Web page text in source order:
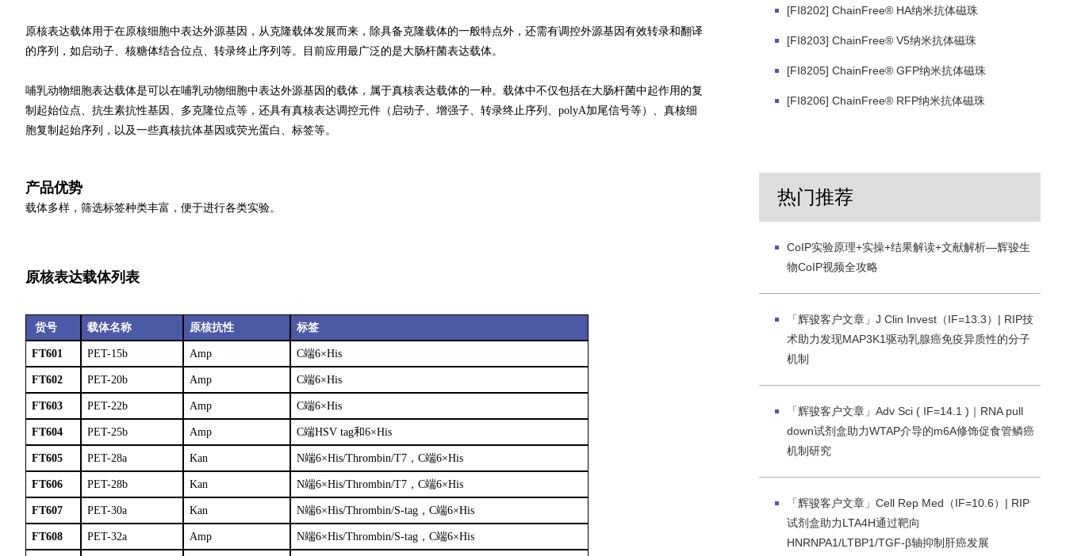
原核表达载体用于在原核细胞中表达外源基因，从克隆载体发展而来，除具备克隆载体的一般特点外，还需有调控外源基因有效转录和翻译
的序列，如启动子、核糖体结合位点、转录终止序列等。目前应用最广泛的是大肠杆菌表达载体。
哺乳动物细胞表达载体是可以在哺乳动物细胞中表达外源基因的载体，属于真核表达载体的一种。载体中不仅包括在大肠杆菌中起作用的复
制起始位点、抗生素抗性基因、多克隆位点等，还具有真核表达调控元件（启动子、增强子、转录终止序列、polyA加尾信号等）、真核细
胞复制起始序列，以及一些真核抗体基因或荧光蛋白、标签等。
产品优势
载体多样，筛选标签种类丰富，便于进行各类实验。
原核表达载体列表
货号 载体名称 原核抗性 标签
FT601 PET-15b Amp C端6×His
FT602 PET-20b Amp C端6×His
FT603 PET-22b Amp C端6×His
FT604 PET-25b Amp C端HSV tag和6×His
FT605 PET-28a Kan N端6×His/Thrombin/T7，C端6×His
FT606 PET-28b Kan N端6×His/Thrombin/T7，C端6×His
FT607 PET-30a Kan N端6×His/Thrombin/S-tag，C端6×His
FT608 PET-32a Amp N端6×His/Thrombin/S-tag，C端6×His
[FI8202] ChainFree® HA纳米抗体磁珠
[FI8203] ChainFree® V5纳米抗体磁珠
[FI8205] ChainFree® GFP纳米抗体磁珠
[FI8206] ChainFree® RFP纳米抗体磁珠
热门推荐
CoIP实验原理+实操+结果解读+文献解析—辉骏生
物CoIP视频全攻略
「辉骏客户文章」J Clin Invest（IF=13.3）| RIP技
术助力发现MAP3K1驱动乳腺癌免疫异质性的分子
机制
「辉骏客户文章」Adv Sci ( IF=14.1 )｜RNA pull
down试剂盒助力WTAP介导的m6A修饰促食管鳞癌
机制研究
「辉骏客户文章」Cell Rep Med（IF=10.6）| RIP
试剂盒助力LTA4H通过靶向
HNRNPA1/LTBP1/TGF-β轴抑制肝癌发展